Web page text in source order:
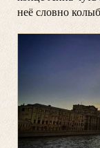
неё словно